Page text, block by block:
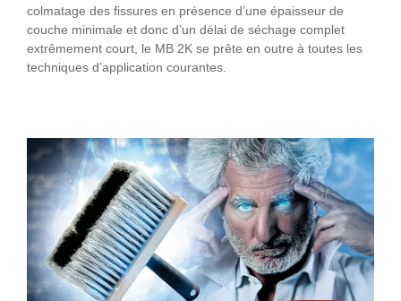
colmatage des fissures en présence d’une épaisseur de
couche minimale et donc d’un délai de séchage complet
extrêmement court, le MB 2K se prête en outre à toutes les
techniques d’application courantes.